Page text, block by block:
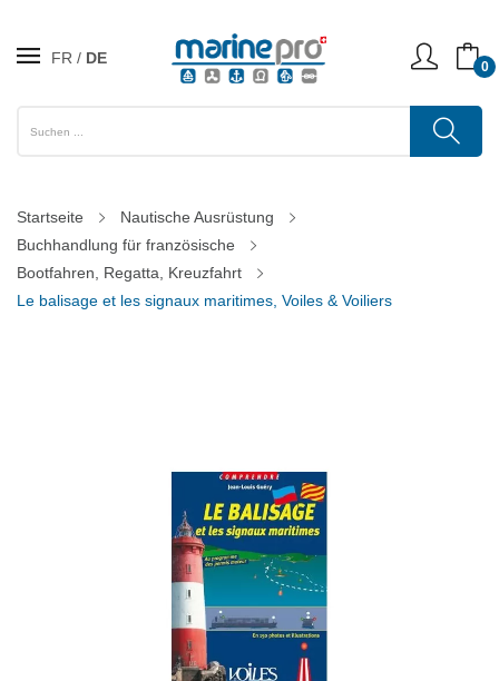
FR DE 0
Startseite
Nautische Ausrüstung
Buchhandlung für französische
Bootfahren, Regatta, Kreuzfahrt
Le balisage et les signaux maritimes, Voiles & Voiliers